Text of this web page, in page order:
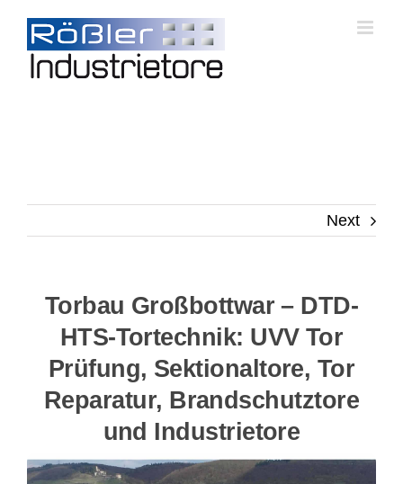
content
Next
Torbau Großbottwar – DTD-
HTS-Tortechnik: UVV Tor
Prüfung, Sektionaltore, Tor
Reparatur, Brandschutztore
und Industrietore